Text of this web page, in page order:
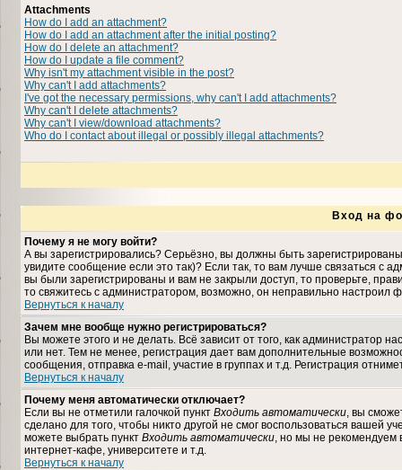
Attachments
How do I add an attachment?
How do I add an attachment after the initial posting?
How do I delete an attachment?
How do I update a file comment?
Why isn't my attachment visible in the post?
Why can't I add attachments?
I've got the necessary permissions, why can't I add attachments?
Why can't I delete attachments?
Why can't I view/download attachments?
Who do I contact about illegal or possibly illegal attachments?
Вход на
Почему я не могу войти?
А вы зарегистрировались? Серьёзно, вы должны быть
увидите сообщение если это так)? Если так, то вам лучше связаться с
вы были зарегистрированы и вам не закрыли доступ, то проверьте,
то свяжитесь с администратором, возможно, он неправильно настроил
Вернуться к началу
Зачем мне вообще нужно регистрироваться?
Вы можете этого и не делать. Всё зависит от того, как
или нет. Тем не менее, регистрация дает вам дополнительные
сообщения, отправка e-mail, участие в группах и т.д. Регистрация
Вернуться к началу
Почему меня автоматически отключает?
Если вы не отметили галочкой пункт Входить автоматически, вы
сделано для того, чтобы никто другой не смог воспользоваться вашей
можете выбрать пункт Входить автоматически, но мы не рекомендуем
интернет-кафе, университете и т.д.
Вернуться к началу